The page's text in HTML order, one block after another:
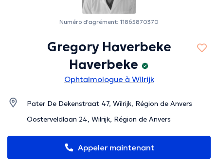
Numéro d'agrément: 11865870370
Gregory Haverbeke
Haverbeke
Ophtalmologue à Wilrijk
Pater De Dekenstraat 47, Wilrijk, Région de Anvers
Oosterveldlaan 24, Wilrijk, Région de Anvers
Appeler maintenant